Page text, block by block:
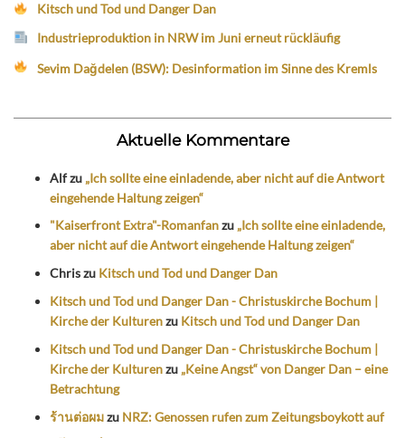
Kitsch und Tod und Danger Dan
Industrieproduktion in NRW im Juni erneut rückläufig
Sevim Dağdelen (BSW): Desinformation im Sinne des Kremls
Aktuelle Kommentare
Alfzu „Ich sollte eine einladende, aber nicht auf die Antwort
eingehende Haltung zeigen“
"Kaiserfront Extra"-Romanfanzu „Ich sollte eine einladende,
aber nicht auf die Antwort eingehende Haltung zeigen“
Chriszu Kitsch und Tod und Danger Dan
Kitsch und Tod und Danger Dan - Christuskirche Bochum |
Kirche der Kulturenzu Kitsch und Tod und Danger Dan
Kitsch und Tod und Danger Dan - Christuskirche Bochum |
Kirche der Kulturenzu „Keine Angst“ von Danger Dan – eine
Betrachtung
ร้านต่อผมzu NRZ: Genossen rufen zum Zeitungsboykott auf